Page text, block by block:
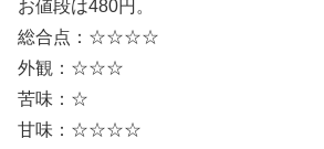
お値段は480円。
総合点：☆☆☆☆
外観：☆☆☆
苦味：☆
甘味：☆☆☆☆